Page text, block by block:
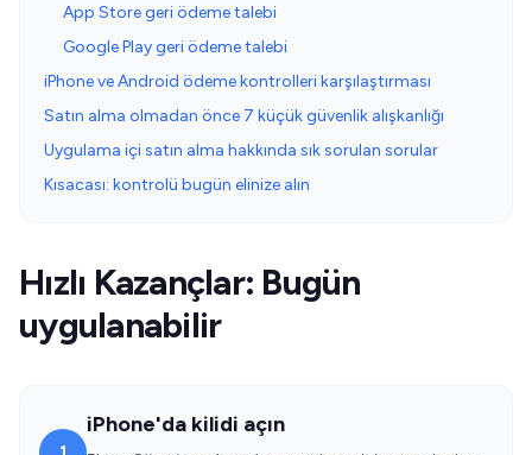
App Store geri ödeme talebi
Google Play geri ödeme talebi
iPhone ve Android ödeme kontrolleri karşılaştırması
Satın alma olmadan önce 7 küçük güvenlik alışkanlığı
Uygulama içi satın alma hakkında sık sorulan sorular
Kısacası: kontrolü bugün elinize alın
Hızlı Kazançlar: Bugün
uygulanabilir
iPhone'da kilidi açın